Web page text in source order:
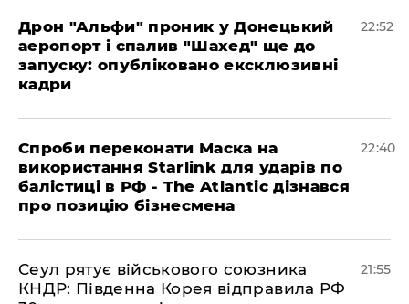
​Дрон "Альфи" проник у Донецький
аеропорт і спалив "Шахед" ще до
запуску: опубліковано ексклюзивні
кадри
22:52
​Спроби переконати Маска на
використання Starlink для ударів по
балістиці в РФ - The Atlantic дізнався
про позицію бізнесмена
22:40
​Сеул рятує військового союзника
КНДР: Південна Корея відправила РФ
21:55